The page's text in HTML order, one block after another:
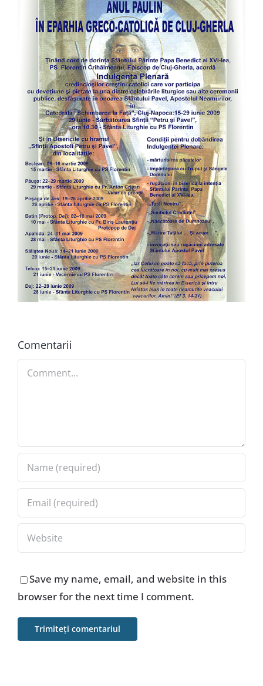
Comentarii
Comment
Save my name, email, and website in this
browser for the next time I comment.